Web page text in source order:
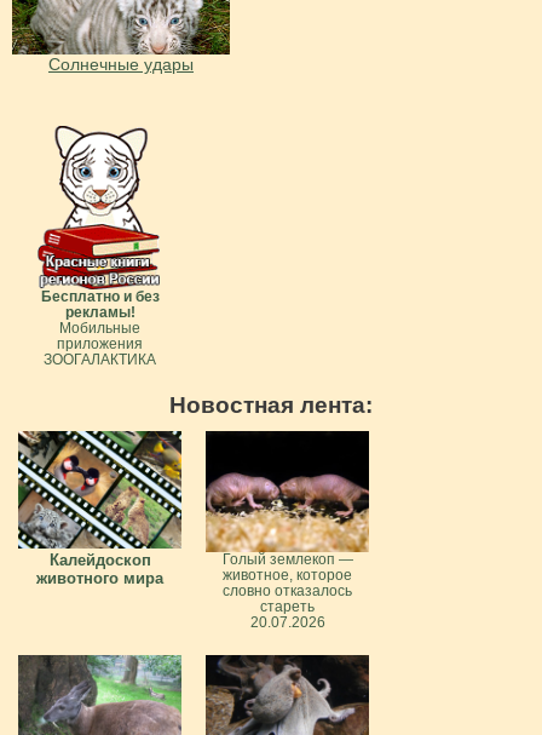
Солнечные удары
Бесплатно и без
рекламы!
Мобильные
приложения
ЗООГАЛАКТИКА
Новостная лента:
Калейдоскоп
животного мира
Голый землекоп —
животное, которое
словно отказалось
стареть
20.07.2026